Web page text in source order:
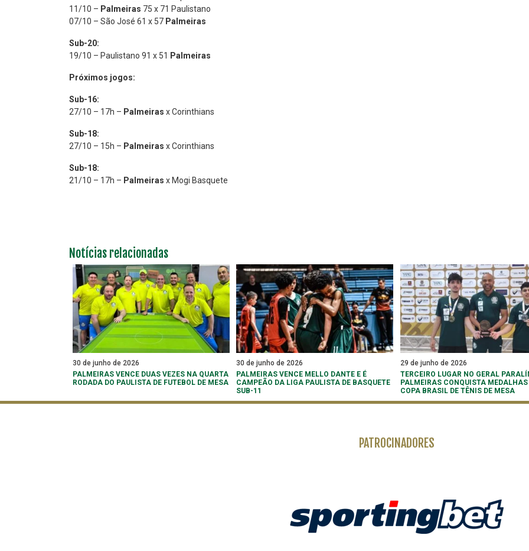
11/10 – Palmeiras 75 x 71 Paulistano
07/10 – São José 61 x 57 Palmeiras
Sub-20:
19/10 – Paulistano 91 x 51 Palmeiras
Próximos jogos:
Sub-16:
27/10 – 17h – Palmeiras x Corinthians
Sub-18:
27/10 – 15h – Palmeiras x Corinthians
Sub-18:
21/10 – 17h – Palmeiras x Mogi Basquete
Notícias relacionadas
30 de junho de 2026
PALMEIRAS VENCE DUAS VEZES NA QUARTA
RODADA DO PAULISTA DE FUTEBOL DE MESA
30 de junho de 2026
PALMEIRAS VENCE MELLO DANTE E É
CAMPEÃO DA LIGA PAULISTA DE BASQUETE
SUB-11
29 de junho de 2026
TERCEIRO LUGAR NO GERAL
PALMEIRAS CONQUISTA
COPA BRASIL DE TÊNIS DE MESA
PATROCINADORES